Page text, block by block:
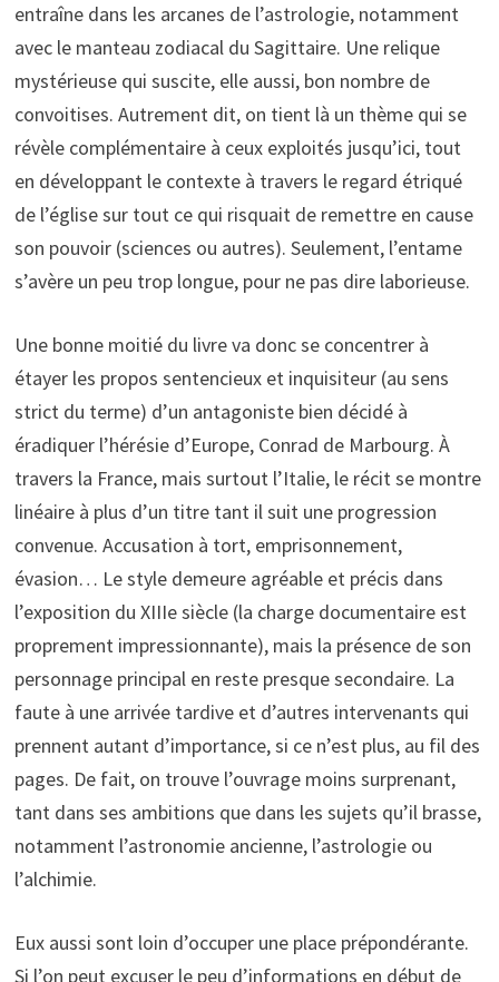
entraîne dans les arcanes de l’astrologie, notamment
avec le manteau zodiacal du Sagittaire. Une relique
mystérieuse qui suscite, elle aussi, bon nombre de
convoitises. Autrement dit, on tient là un thème qui se
révèle complémentaire à ceux exploités jusqu’ici, tout
en développant le contexte à travers le regard étriqué
de l’église sur tout ce qui risquait de remettre en cause
son pouvoir (sciences ou autres). Seulement, l’entame
s’avère un peu trop longue, pour ne pas dire laborieuse.
Une bonne moitié du livre va donc se concentrer à
étayer les propos sentencieux et inquisiteur (au sens
strict du terme) d’un antagoniste bien décidé à
éradiquer l’hérésie d’Europe, Conrad de Marbourg. À
travers la France, mais surtout l’Italie, le récit se montre
linéaire à plus d’un titre tant il suit une progression
convenue. Accusation à tort, emprisonnement,
évasion… Le style demeure agréable et précis dans
l’exposition du XIIIe siècle (la charge documentaire est
proprement impressionnante), mais la présence de son
personnage principal en reste presque secondaire. La
faute à une arrivée tardive et d’autres intervenants qui
prennent autant d’importance, si ce n’est plus, au fil des
pages. De fait, on trouve l’ouvrage moins surprenant,
tant dans ses ambitions que dans les sujets qu’il brasse,
notamment l’astronomie ancienne, l’astrologie ou
l’alchimie.
Eux aussi sont loin d’occuper une place prépondérante.
Si l’on peut excuser le peu d’informations en début de